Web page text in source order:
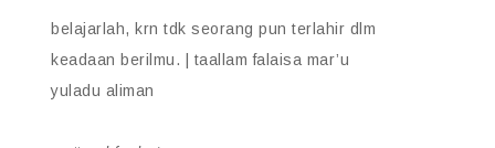
belajarlah, krn tdk seorang pun terlahir dlm
keadaan berilmu. | taallam falaisa mar’u
yuladu aliman